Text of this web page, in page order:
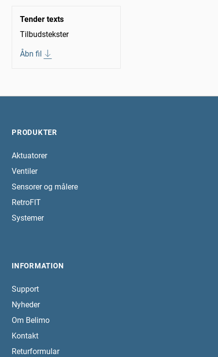
Tender texts
Tilbudstekster
Åbn fil
PRODUKTER
Aktuatorer
Ventiler
Sensorer og målere
RetroFIT
Systemer
INFORMATION
Support
Nyheder
Om Belimo
Kontakt
Returformular